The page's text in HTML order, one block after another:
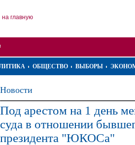
на главную
ОБЩЕСТВО ВЫБОРЫ
Новости
Под арестом на 1 день
суда в отношении
президента "ЮКОСа"